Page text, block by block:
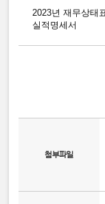
2023년 재무상태
실적명세서
첨부파일